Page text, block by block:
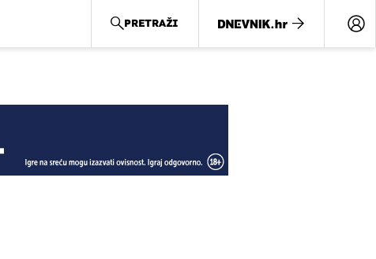
PRETRAŽI